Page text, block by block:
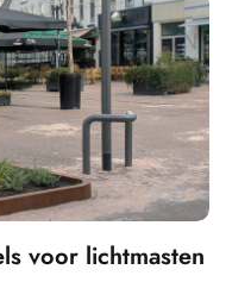
voor lichtmasten